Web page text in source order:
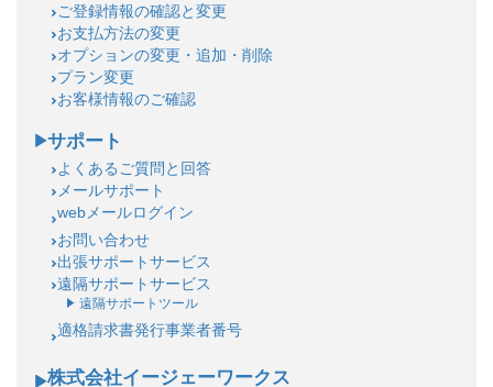
ご登録情報の確認と変更
お支払方法の変更
オプションの変更・追加・削除
プラン変更
お客様情報のご確認
サポート
よくあるご質問と回答
メールサポート
webメールログイン
お問い合わせ
出張サポートサービス
遠隔サポートサービス
遠隔サポートツール
適格請求書発行事業者番号
株式会社イージェーワークス